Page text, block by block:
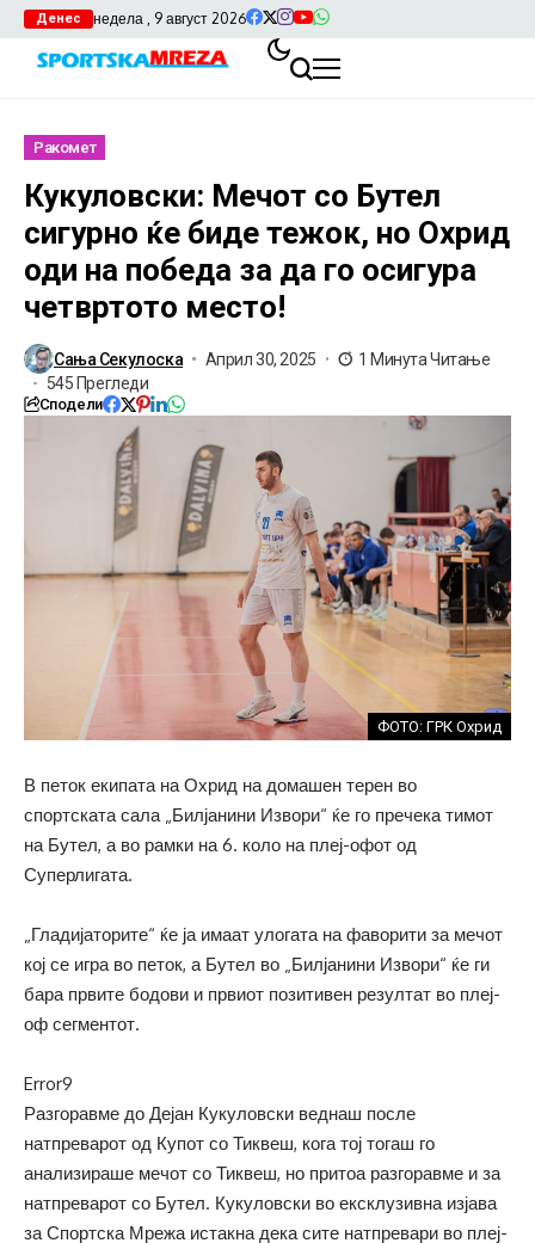
Денес недела , 9 август 2026
Ракомет
Кукуловски: Мечот со Бутел
сигурно ќе биде тежок, но Охрид
оди на победа за да го осигура
четвртото место!
Сања Секулоска Април 30, 2025
1 Минута Читање
545 Прегледи
Сподели
ФОТО: ГРК Охрид
В петок екипата на Охрид на домашен терен во
спортската сала „Билјанини Извори“ ќе го пречека тимот
на Бутел, а во рамки на 6. коло на плеј-офот од
Суперлигата.
„Гладијаторите“ ќе ја имаат улогата на фаворити за мечот
кој се игра во петок, а Бутел во „Билјанини Извори“ ќе ги
бара првите бодови и првиот позитивен резултат во плеј-
оф сегментот.
Error9
Разгоравме до Дејан Кукуловски веднаш после
натпреварот од Купот со Тиквеш, кога тој тогаш го
анализираше мечот со Тиквеш, но притоа разгоравме и за
натпреварот со Бутел. Кукуловски во ексклузивна изјава
за Спортска Мрежа истакна дека сите натпревари во плеј-